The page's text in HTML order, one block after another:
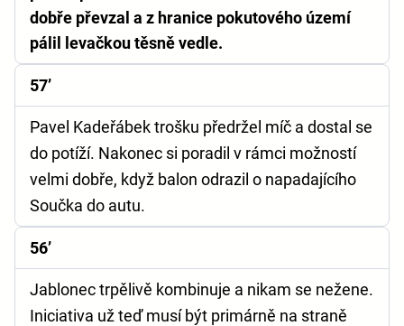
dobře převzal a z hranice pokutového území
pálil levačkou těsně vedle.
57’
Pavel Kadeřábek trošku předržel míč a dostal se
do potíží. Nakonec si poradil v rámci možností
velmi dobře, když balon odrazil o napadajícího
Součka do autu.
56’
Jablonec trpělivě kombinuje a nikam se nežene.
Iniciativa už teď musí být primárně na straně